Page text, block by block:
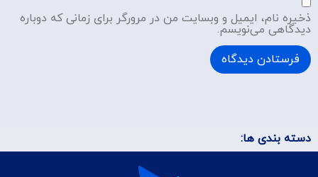
ذخیره نام، ایمیل و وبسایت من در مرورگر برای زمانی که دوباره
دیدگاهی می‌نویسم.
دسته بندی ها: